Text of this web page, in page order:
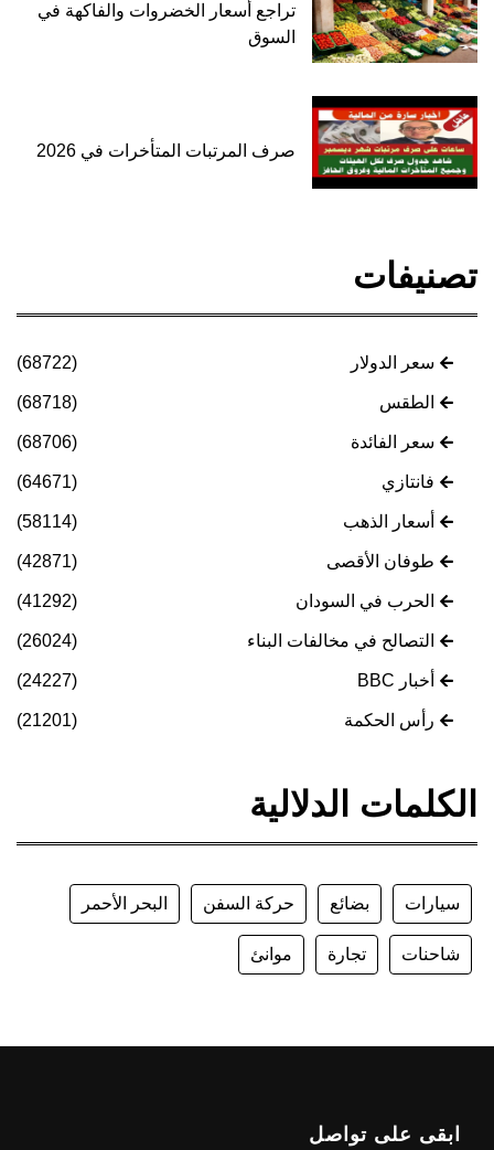
تراجع أسعار الخضروات والفاكهة في
السوق
صرف المرتبات المتأخرات في 2026
تصنيفات
سعر الدولار (68722)
الطقس (68718)
سعر الفائدة (68706)
فانتازي (64671)
أسعار الذهب (58114)
طوفان الأقصى (42871)
الحرب في السودان (41292)
التصالح في مخالفات البناء (26024)
أخبار BBC (24227)
رأس الحكمة (21201)
الكلمات الدلالية
سيارات بضائع حركة السفن البحر الأحمر
شاحنات تجارة موانئ
ابقى على تواصل